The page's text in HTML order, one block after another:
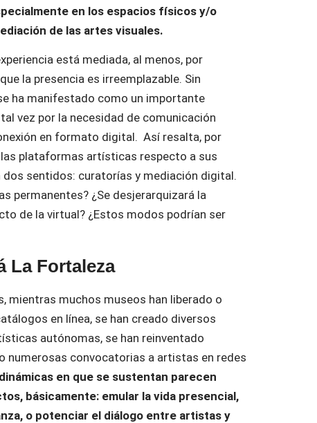
en los espacios físicos y/o
de las artes visuales.
está mediada, al menos, por
la presencia es irreemplazable. Sin
ha manifestado como un importante
vez por la necesidad de comunicación
en formato digital. Así resalta, por
plataformas artísticas respecto a sus
sentidos: curatorías y mediación digital.
permanentes? ¿Se desjerarquizará la
de la virtual? ¿Estos modos podrían ser
La Fortaleza
mientras muchos museos han liberado o
en línea, se han creado diversos
autónomas, se han reinventado
numerosas convocatorias a artistas en redes
en que se sustentan parecen
básicamente: emular la vida presencial,
o potenciar el diálogo entre artistas y